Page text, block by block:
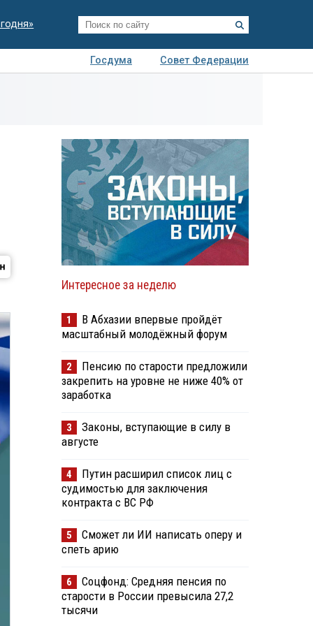
Госдума
Совет Федерации
Интересное за неделю
1
В Абхазии впервые пройдёт
масштабный молодёжный форум
2
Пенсию по старости предложили
закрепить на уровне не ниже 40% от
заработка
3
Законы, вступающие в силу в
августе
4
Путин расширил список лиц с
судимостью для заключения
контракта с ВС РФ
5
Сможет ли ИИ написать оперу и
спеть арию
6
Соцфонд: Средняя пенсия по
старости в России превысила 27,2
тысячи